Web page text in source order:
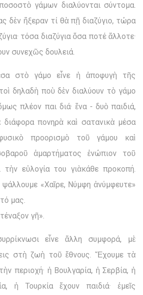
γάμων διαλύονται σύντομα.
δὲν ἤξεραν τί θὰ πῇ διαζύγιο, τώρα
τόσα διαζύγια ὅσα ποτέ ἄλλοτε·
συνεχῶς δουλειά.
στὸ γάμο εἶνε ἡ ἀποφυγὴ τῆς
δηλαδὴ ποὺ δὲν διαλύουν τὸ γάμο
πλέον παι διά· ἕνα - δυὸ παιδιά,
πονηρὰ καὶ σατανικὰ μέσα
προορισμὸ τοῦ γάμου καὶ
ἁμαρτήματος ἐνώπιον τοῦ
τὴν εὐλογία του γιὰκάθε προκοπή.
ψάλλουμε «Χαῖρε, Νύμφη ἀνύμφευτε»
μας.
γῆ».
εἶνε ἄλλη συμφορά, μὲ
στὴ ζωὴ τοῦ ἔθνους. Ἔχουμε τὰ
περιοχή· ἡ Βουλγαρία, ἡ Σερβία, ἡ
ἡ Τουρκία ἔχουν παιδιά· ἐμεῖς